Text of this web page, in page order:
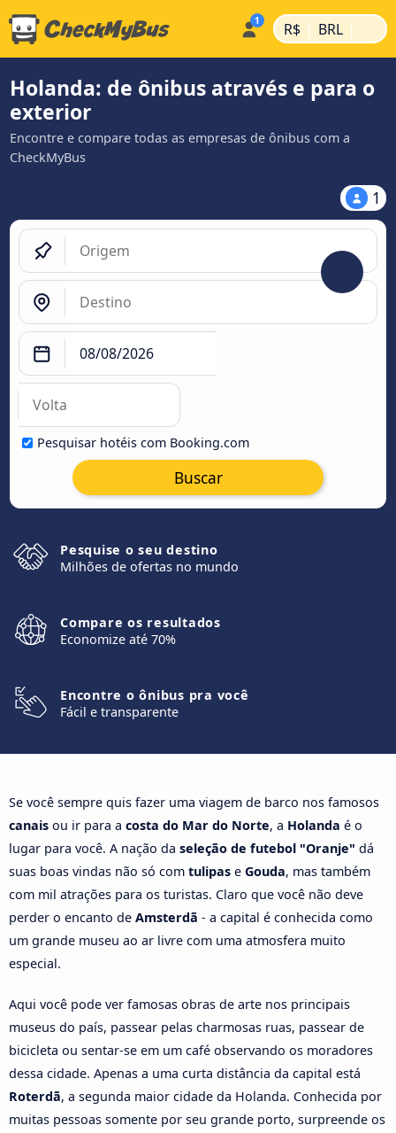
R$ | BRL |
Holanda: de ônibus através e para o
exterior
Encontre e compare todas as empresas de ônibus com a
CheckMyBus
1
Pesquisar hotéis com Booking.com
Buscar
Pesquise o seu destino
Milhões de ofertas no mundo
Compare os resultados
Economize até 70%
Encontre o ônibus pra você
Fácil e transparente
Se você sempre quis fazer uma viagem de barco nos famosos
canais ou ir para a costa do Mar do Norte, a Holanda é o
lugar para você. A nação da seleção de futebol "Oranje" dá
suas boas vindas não só com tulipas e Gouda, mas também
com mil atrações para os turistas. Claro que você não deve
perder o encanto de Amsterdã - a capital é conhecida como
um grande museu ao ar livre com uma atmosfera muito
especial.
Aqui você pode ver famosas obras de arte nos principais
museus do país, passear pelas charmosas ruas, passear de
bicicleta ou sentar-se em um café observando os moradores
dessa cidade. Apenas a uma curta distância da capital está
Roterdã, a segunda maior cidade da Holanda. Conhecida por
muitas pessoas somente por seu grande porto, surpreende os